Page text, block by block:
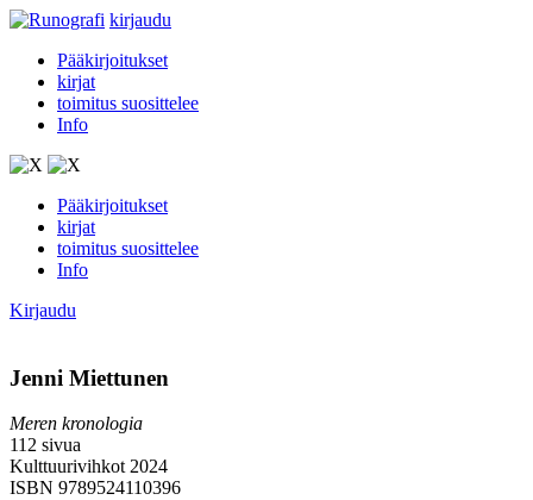
kirjaudu
Pääkirjoitukset
kirjat
toimitus suosittelee
Info
Pääkirjoitukset
kirjat
toimitus suosittelee
Info
Kirjaudu
Jenni Miettunen
Meren kronologia
112 sivua
Kulttuurivihkot 2024
ISBN 9789524110396